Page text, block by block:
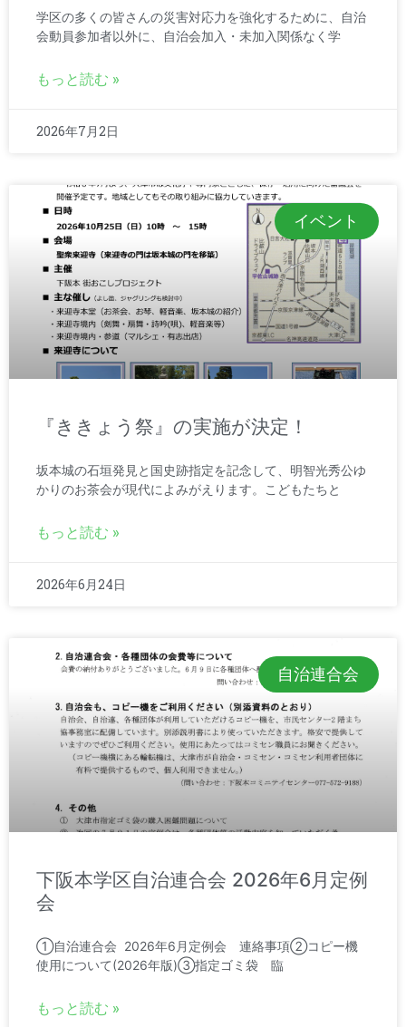
学区の多くの皆さんの災害対応力を強化するために、自治
会動員参加者以外に、自治会加入・未加入関係なく学
もっと読む »
2026年7月2日
イベント
『ききょう祭』の実施が決定！
坂本城の石垣発見と国史跡指定を記念して、明智光秀公ゆ
かりのお茶会が現代によみがえります。こどもたちと
もっと読む »
2026年6月24日
自治連合会
下阪本学区自治連合会 2026年6月定例
会
①自治連合会 2026年6月定例会 連絡事項②コピー機
使用について(2026年版)③指定ゴミ袋 臨
もっと読む »